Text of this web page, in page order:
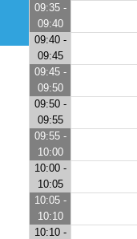
09:35 -
09:40
09:40 -
09:45
09:45 -
09:50
09:50 -
09:55
09:55 -
10:00
10:00 -
10:05
10:05 -
10:10
10:10 -